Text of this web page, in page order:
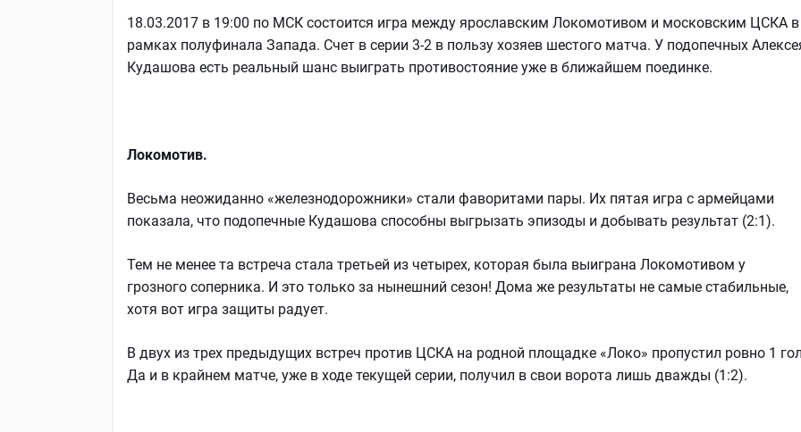
18.03.2017 в 19:00 по МСК состоится игра между ярославским Локомотивом и московским ЦСКА в
рамках полуфинала Запада. Счет в серии 3-2 в пользу хозяев шестого матча. У подопечных
Кудашова есть реальный шанс выиграть противостояние уже в ближайшем поединке.
Локомотив.
Весьма неожиданно «железнодорожники» стали фаворитами пары. Их пятая игра с армейцами
показала, что подопечные Кудашова способны выгрызать эпизоды и добывать результат (2:1).
Тем не менее та встреча стала третьей из четырех, которая была выиграна Локомотивом у
грозного соперника. И это только за нынешний сезон! Дома же результаты не самые стабильные,
хотя вот игра защиты радует.
В двух из трех предыдущих встреч против ЦСКА на родной площадке «Локо» пропустил ровно 1
Да и в крайнем матче, уже в ходе текущей серии, получил в свои ворота лишь дважды (1:2).